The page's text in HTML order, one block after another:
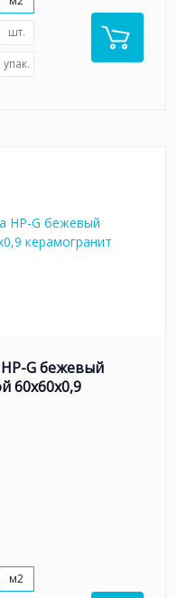
шт.
упак.
HP-G бежевый
60x60x0,9
м2